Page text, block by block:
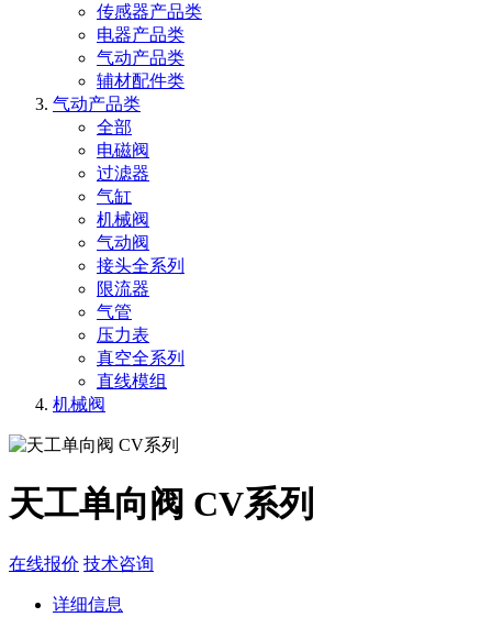
传感器产品类
电器产品类
气动产品类
辅材配件类
气动产品类
全部
电磁阀
过滤器
气缸
机械阀
气动阀
接头全系列
限流器
气管
压力表
真空全系列
直线模组
机械阀
天工单向阀 CV系列
在线报价 技术咨询
详细信息